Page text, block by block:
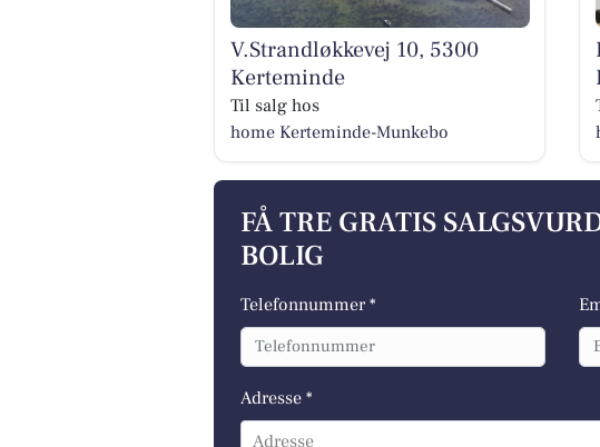
V.Strandløkkevej 10, 5300
Kerteminde
Til salg hos
home Kerteminde-Munkebo
FÅ TRE GRATIS
BOLIG
Telefonnummer *
Adresse *
Adresse